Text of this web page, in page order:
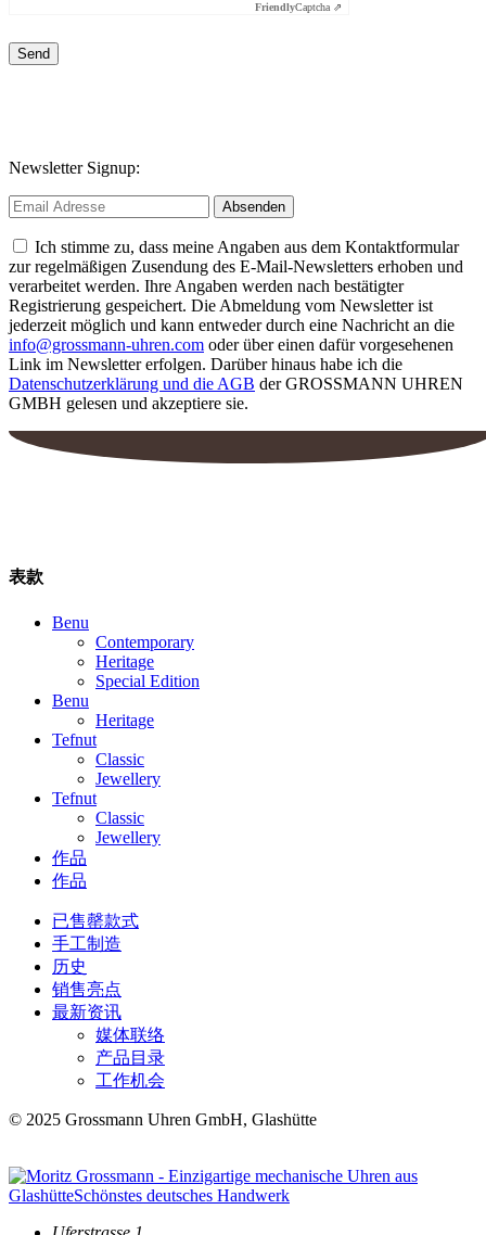
FriendlyCaptcha ⇗
Send
Newsletter Signup:
Ich stimme zu, dass meine Angaben aus dem Kontaktformular
zur regelmäßigen Zusendung des E-Mail-Newsletters erhoben und
verarbeitet werden. Ihre Angaben werden nach bestätigter
Registrierung gespeichert. Die Abmeldung vom Newsletter ist
jederzeit möglich und kann entweder durch eine Nachricht an die
info@grossmann-uhren.com oder über einen dafür vorgesehenen
Link im Newsletter erfolgen. Darüber hinaus habe ich die
Datenschutzerklärung und die AGB der GROSSMANN UHREN
GMBH gelesen und akzeptiere sie.
表款
Benu
Contemporary
Heritage
Special Edition
Benu
Heritage
Tefnut
Classic
Jewellery
Tefnut
Classic
Jewellery
作品
作品
已售罄款式
手工制造
历史
销售亮点
最新资讯
媒体联络
产品目录
工作机会
© 2025 Grossmann Uhren GmbH, Glashütte